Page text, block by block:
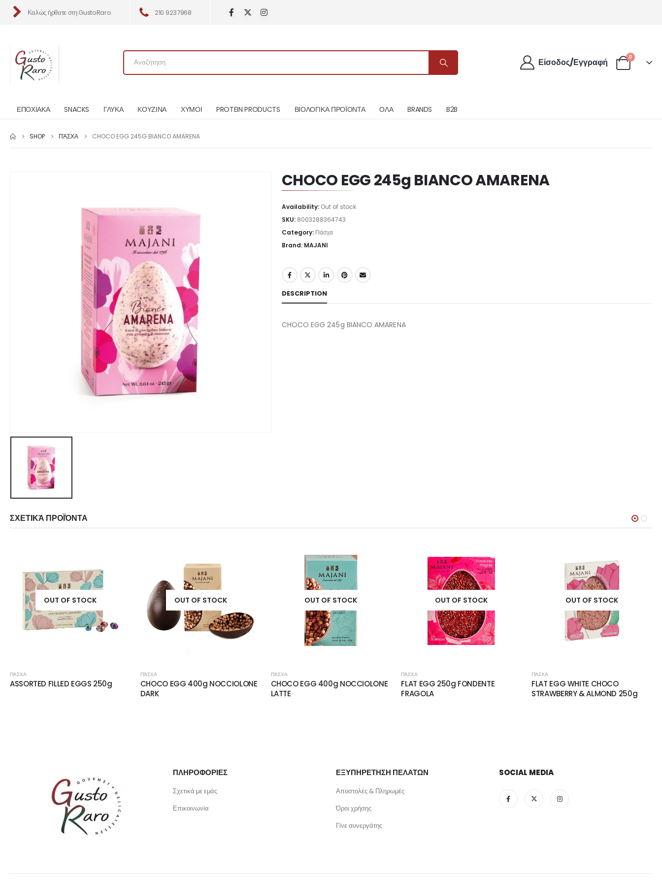
Καλώς ήρθατε στη GustoRaro 210 9237968
Είσοδος/Εγγραφή
0
ΕΠΟΧΙΑΚΑ SNACKS ΓΛΥΚΑ ΚΟΥΖΙΝΑ ΧΥΜΟΙ PROTEIN PRODUCTS ΒΙΟΛΟΓΙΚΑ ΠΡΟΪΟΝΤΑ ΟΛΑ BRANDS B2B
SHOP ΠΆΣΧΑ CHOCO EGG 245G BIANCO AMARENA
CHOCO EGG 245g BIANCO AMARENA
Availability: Out of stock
SKU: 8003288364743
Category: Πάσχα
Brand: MAJANI
DESCRIPTION
CHOCO EGG 245g BIANCO AMARENA
ΣΧΕΤΙΚΆ ΠΡΟΪΌΝΤΑ
OUT OF STOCK
ΠΆΣΧΑ
ASSORTED FILLED EGGS 250g
OUT OF STOCK
ΠΆΣΧΑ
CHOCO EGG 400g NOCCIOLONE
DARK
OUT OF STOCK
ΠΆΣΧΑ
CHOCO EGG 400g NOCCIOLONE
LATTE
OUT OF STOCK
ΠΆΣΧΑ
FLAT EGG 250g FONDENTE
FRAGOLA
OUT OF STOCK
ΠΆΣΧΑ
FLAT EGG WHITE CHOCO
STRAWBERRY & ALMOND 250g
ΠΛΗΡΟΦΟΡΙΕΣ
Σχετικά με εμάς
Επικοινωνία
ΕΞΥΠΗΡΕΤΗΣΗ ΠΕΛΑΤΩΝ
Αποστολές & Πληρωμές
Όροι χρήσης
Γίνε συνεργάτης
SOCIAL MEDIA